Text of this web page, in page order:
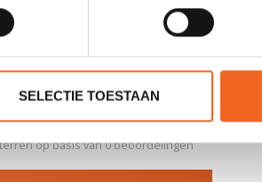
SELECTIE TOESTAAN
op basis van 0 beoordelingen